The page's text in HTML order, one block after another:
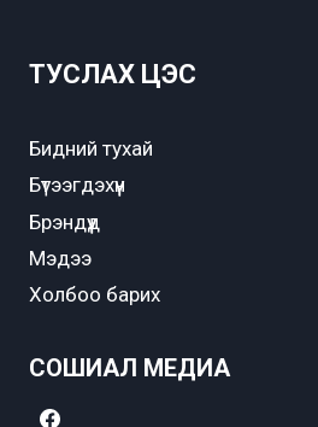
ТУСЛАХ ЦЭС
Бидний тухай
Бүтээгдэхүүн
Брэндүүд
Мэдээ
Холбоо барих
СОШИАЛ МЕДИА